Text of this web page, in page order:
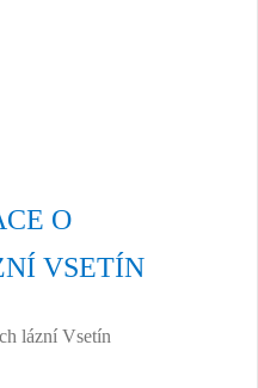
O
VSETÍN
lázní Vsetín